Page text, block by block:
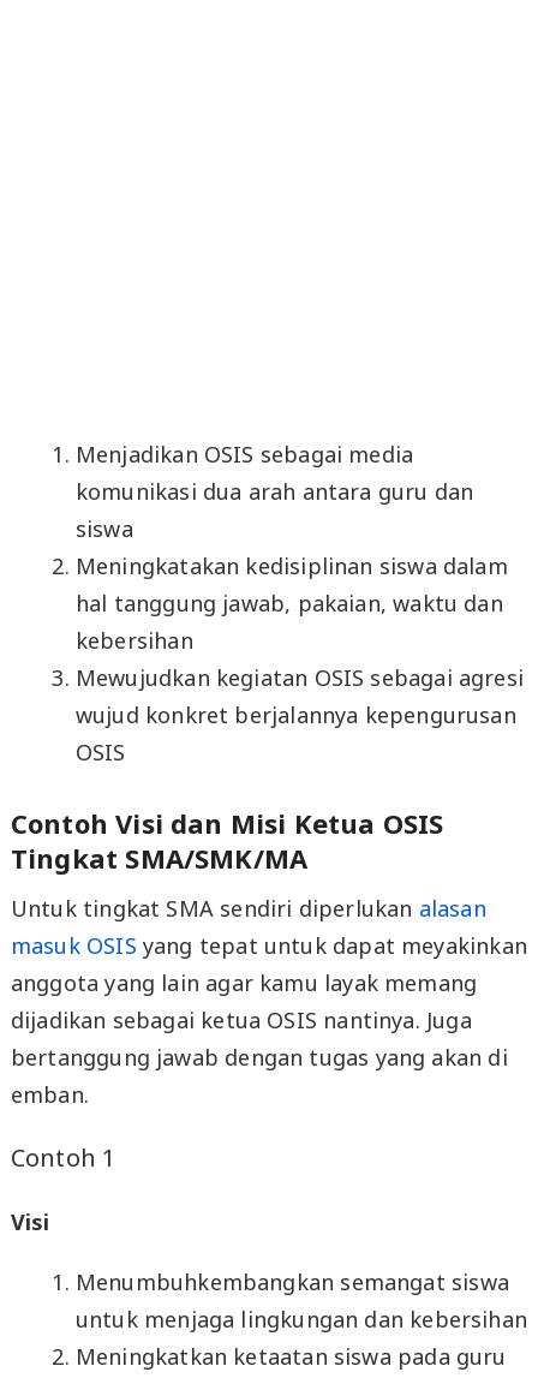
Menjadikan OSIS sebagai media
komunikasi dua arah antara guru dan
siswa
Meningkatakan kedisiplinan siswa dalam
hal tanggung jawab, pakaian, waktu dan
kebersihan
Mewujudkan kegiatan OSIS sebagai agresi
wujud konkret berjalannya kepengurusan
OSIS
Contoh Visi dan Misi Ketua OSIS
Tingkat SMA/SMK/MA
Untuk tingkat SMA sendiri diperlukan alasan
masuk OSIS yang tepat untuk dapat meyakinkan
anggota yang lain agar kamu layak memang
dijadikan sebagai ketua OSIS nantinya. Juga
bertanggung jawab dengan tugas yang akan di
emban.
Contoh 1
Visi
Menumbuhkembangkan semangat siswa
untuk menjaga lingkungan dan kebersihan
Meningkatkan ketaatan siswa pada guru